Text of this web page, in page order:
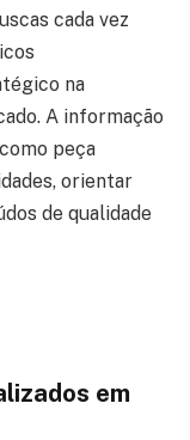
cada vez
na
A informação
peça
orientar
de qualidade
em